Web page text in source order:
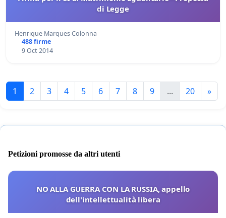
di Legge
Henrique Marques Colonna
488 firme
9 Oct 2014
1 2 3 4 5 6 7 8 9 ... 20 »
Petizioni promosse da altri utenti
NO ALLA GUERRA CON LA RUSSIA, appello
dell'intellettualità libera